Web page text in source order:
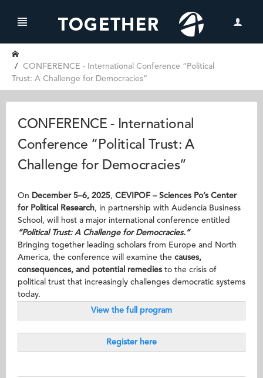
CONFERENCE - International Conference “Political
Trust: A Challenge for Democracies”
CONFERENCE - International
Conference “Political Trust: A
Challenge for Democracies”
On December 5–6, 2025, CEVIPOF – Sciences Po’s Center
for Political Research, in partnership with Audencia Business
School, will host a major international conference entitled
“Political Trust: A Challenge for Democracies.”
Bringing together leading scholars from Europe and North
America, the conference will examine the causes,
consequences, and potential remediesto the crisis of
political trust that increasingly challenges democratic systems
today.
View the full program
Register here